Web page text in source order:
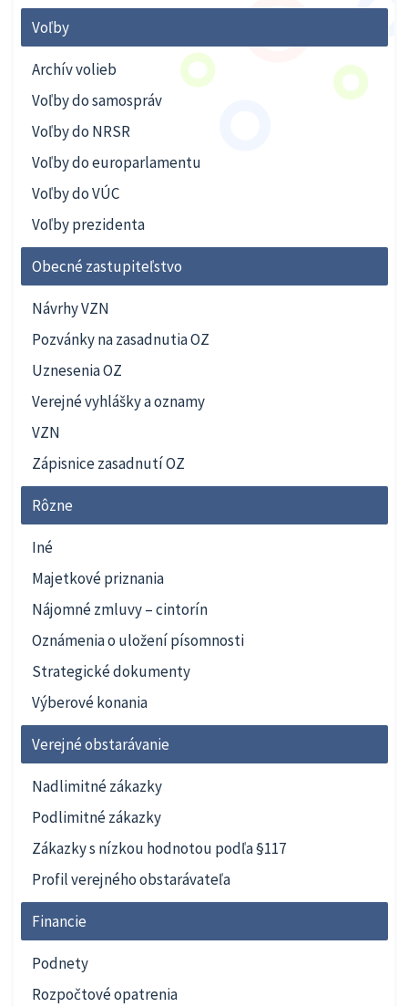
Voľby
Archív volieb
Voľby do samospráv
Voľby do NRSR
Voľby do europarlamentu
Voľby do VÚC
Voľby prezidenta
Obecné zastupiteľstvo
Návrhy VZN
Pozvánky na zasadnutia OZ
Uznesenia OZ
Verejné vyhlášky a oznamy
VZN
Zápisnice zasadnutí OZ
Rôzne
Iné
Majetkové priznania
Nájomné zmluvy – cintorín
Oznámenia o uložení písomnosti
Strategické dokumenty
Výberové konania
Verejné obstarávanie
Nadlimitné zákazky
Podlimitné zákazky
Zákazky s nízkou hodnotou podľa §117
Profil verejného obstarávateľa
Financie
Podnety
Rozpočtové opatrenia